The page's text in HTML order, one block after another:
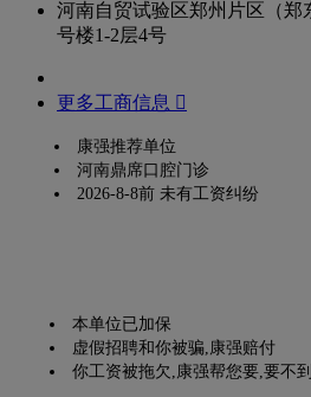
河南自贸试验区郑州片区（郑
号楼1-2层4号
更多工商信息 
康强推荐单位
河南鼎席口腔门诊
2026-8-8前 未有工资纠纷
本单位已加保
虚假招聘和你被骗,康强赔付
你工资被拖欠,康强帮您要,要不